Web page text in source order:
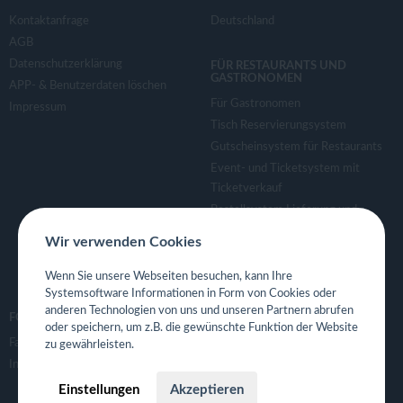
Kontaktanfrage
AGB
Datenschutzerklärung
APP- & Benutzerdaten löschen
Impressum
Deutschland
FÜR RESTAURANTS UND
GASTRONOMEN
Für Gastronomen
Tisch Reservierungsystem
Gutscheinsystem für Restaurants
Event- und Ticketsystem mit
Ticketverkauf
Bestellsystem Lieferung und
Eigene App für Restaurant
FOLGE UNS
Facebook
Instagram
Wir verwenden Cookies
Wenn Sie unsere Webseiten besuchen, kann Ihre
Systemsoftware Informationen in Form von Cookies oder
anderen Technologien von uns und unseren Partnern abrufen
oder speichern, um z.B. die gewünschte Funktion der Website
zu gewährleisten.
Einstellungen Akzeptieren